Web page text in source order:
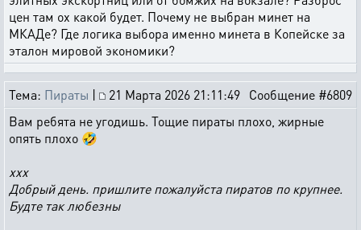
цен там ох какой будет. Почему не выбран минет на
МКАДе? Где логика выбора именно минета в Копейске за
эталон мировой экономики?
Тема: Пираты | 21 Марта 2026 21:11:49 Сообщение #6809
Вам ребята не угодишь. Тощие пираты плохо, жирные
опять плохо 🤣
ххх
Добрый день. пришлите пожалуйста пиратов по крупнее.
Будте так любезны